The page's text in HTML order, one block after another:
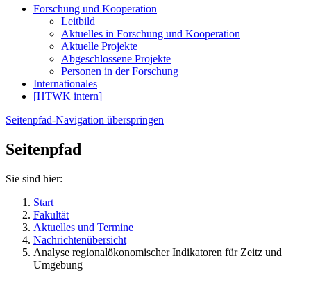
Forschung und Kooperation
Leitbild
Aktuelles in Forschung und Kooperation
Aktuelle Projekte
Abgeschlossene Projekte
Personen in der Forschung
Internationales
[HTWK intern]
Seitenpfad-Navigation überspringen
Seitenpfad
Sie sind hier:
Start
Fakultät
Aktuelles und Termine
Nachrichtenübersicht
Analyse regionalökonomischer Indikatoren für Zeitz und
Umgebung